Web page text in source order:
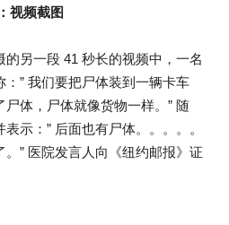
视频截图
另一段 41 秒长的视频中，一名
” 我们要把尸体装到一辆卡车
体，尸体就像货物一样。” 随
示：” 后面也有尸体。。。。。
。” 医院发言人向《纽约邮报》证